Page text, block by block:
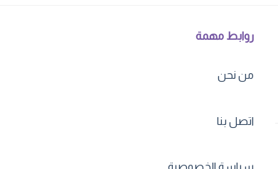
روابط مهمة
من نحن
اتصل بنا